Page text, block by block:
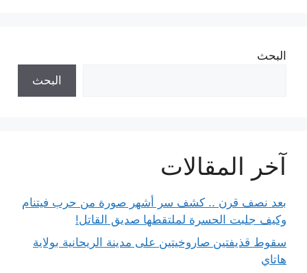
البحث
البحث
آخر المقالات
بعد نصف قرن .. كشف سر أشهر صورة من حرب فيتنام
وكيف جلبت الحسرة لملتقطها صديق القاتل!
سقوط قذيفتين صاروخيتين على مدينة الريحانية بولاية
هاتاي